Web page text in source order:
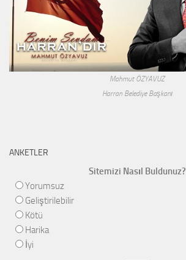
Mahmut ÖZYAVUZ
Harran Belediye Başkanı
ANKETLER
Sitemizi Nasıl Buldunuz?
Yorumsuz
Geliştirilebilir
Kötü
Harika
İyi